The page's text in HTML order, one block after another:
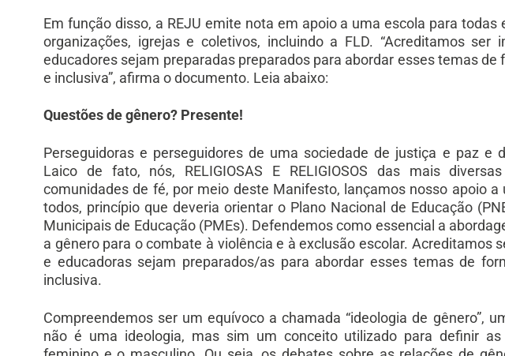
Em função disso, a REJU emite nota em apoio a uma escola para todas
organizações, igrejas e coletivos, incluindo a FLD. “Acreditamos ser
educadores sejam preparadas preparados para abordar esses temas de
e inclusiva”, afirma o documento. Leia abaixo:
Questões de gênero? Presente!
Perseguidoras e perseguidores de uma sociedade de justiça e paz e
Laico de fato, nós, RELIGIOSAS E RELIGIOSOS das mais
comunidades de fé, por meio deste Manifesto, lançamos nosso apoio
todos, princípio que deveria orientar o Plano Nacional de Educação
Municipais de Educação (PMEs). Defendemos como essencial a
a gênero para o combate à violência e à exclusão escolar. Acreditamos
e educadoras sejam preparados/as para abordar esses temas de
inclusiva.
Compreendemos ser um equívoco a chamada “ideologia de gênero”,
não é uma ideologia, mas sim um conceito utilizado para definir